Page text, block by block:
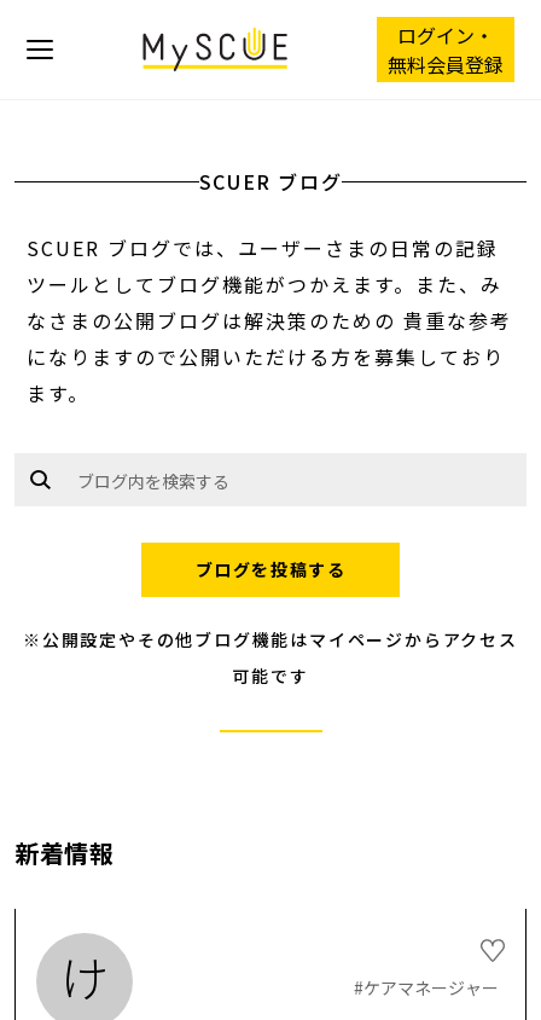
ログイン・
無料会員登録
SCUER ブログ
SCUER ブログでは、ユーザーさまの日常の記録
ツールとしてブログ機能がつかえます。また、み
なさまの公開ブログは解決策のための 貴重な参考
になりますので公開いただける方を募集しており
ます。
ブログを投稿する
※公開設定やその他ブログ機能はマイページからアクセス
可能です
新着情報
け #ケアマネージャー